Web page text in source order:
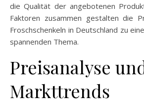
die Qualität der angebotenen
Faktoren zusammen gestalten die
Froschschenkeln in Deutschland zu
spannenden Thema.
Preisanalyse
Markttrends